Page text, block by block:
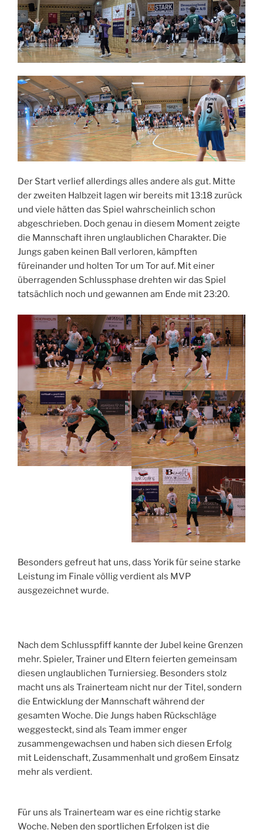
Der Start verlief allerdings alles andere als gut. Mitte
der zweiten Halbzeit lagen wir bereits mit 13:18 zurück
und viele hätten das Spiel wahrscheinlich schon
abgeschrieben. Doch genau in diesem Moment zeigte
die Mannschaft ihren unglaublichen Charakter. Die
Jungs gaben keinen Ball verloren, kämpften
füreinander und holten Tor um Tor auf. Mit einer
überragenden Schlussphase drehten wir das Spiel
tatsächlich noch und gewannen am Ende mit 23:20.
Besonders gefreut hat uns, dass Yorik für seine starke
Leistung im Finale völlig verdient als MVP
ausgezeichnet wurde.
Nach dem Schlusspfiff kannte der Jubel keine Grenzen
mehr. Spieler, Trainer und Eltern feierten gemeinsam
diesen unglaublichen Turniersieg. Besonders stolz
macht uns als Trainerteam nicht nur der Titel, sondern
die Entwicklung der Mannschaft während der
gesamten Woche. Die Jungs haben Rückschläge
weggesteckt, sind als Team immer enger
zusammengewachsen und haben sich diesen Erfolg
mit Leidenschaft, Zusammenhalt und großem Einsatz
mehr als verdient.
Für uns als Trainerteam war es eine richtig starke
Woche. Neben den sportlichen Erfolgen ist die